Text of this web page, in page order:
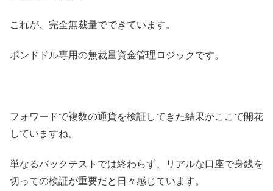
これが、完全無裁量でできています。
ポンドドル専用の無裁量資金管理ロジックです。
フォワードで複数の通貨を検証してきた結果がここで開花
していますね。
単なるバックテストでは終わらず、リアルな口座で身銭を
切っての検証が重要だと日々感じています。